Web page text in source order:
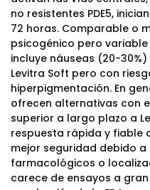
no resistentes PDE5,
72 horas. Comparable o
psicogénico pero
incluye náuseas (20-
Levitra Soft pero con
hiperpigmentación. En
ofrecen alternativas con
superior a largo plazo a
respuesta rápida y fiable
mejor seguridad debido a
farmacológicos o
carece de ensayos a